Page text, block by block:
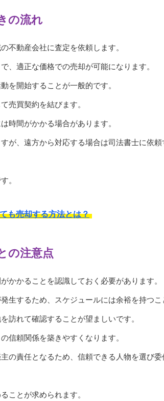
の流れ
不動産会社に査定を依頼します。
、適正な価格での売却が可能になります。
を開始することが一般的です。
売買契約を結びます。
時間がかかる場合があります。
が、遠方から対応する場合は司法書士に依
。
も売却する方法とは？
の注意点
かかることを認識しておく必要があります。
生するため、スケジュールには余裕を持つこ
訪れて確認することが望ましいです。
信頼関係を築きやすくなります。
の責任となるため、信頼できる人物を選び
ことが求められます。